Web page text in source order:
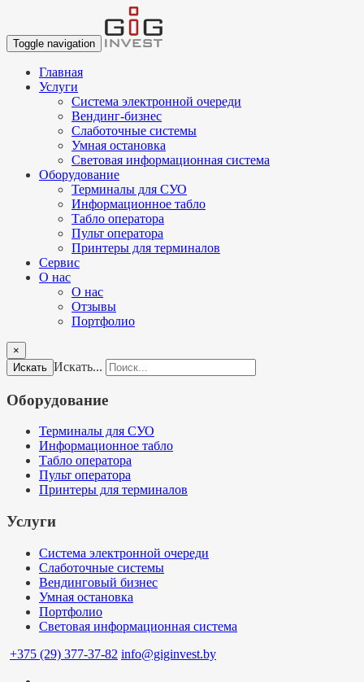
Toggle navigation
Главная
Услуги
Система электронной очереди
Вендинг-бизнес
Слаботочные системы
Умная остановка
Световая информационная система
Оборудование
Терминалы для СУО
Информационное табло
Табло оператора
Пульт оператора
Принтеры для терминалов
Сервис
О нас
О нас
Отзывы
Портфолио
×
Искать Искать...
Оборудование
Терминалы для СУО
Информационное табло
Табло оператора
Пульт оператора
Принтеры для терминалов
Услуги
Система электронной очереди
Слаботочные системы
Вендинговый бизнес
Умная остановка
Портфолио
Световая информационная система
+375 (29) 377-37-82 info@giginvest.by